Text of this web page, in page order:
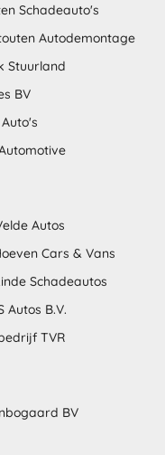
Schadeauto's
Autodemontage
Stuurland
BV
Autos
Cars & Vans
Schadeautos
Autos B.V.
TVR
BV